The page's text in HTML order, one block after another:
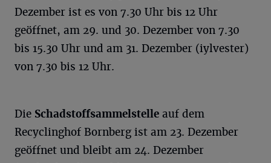
Dezember ist es von 7.30 Uhr bis 12 Uhr
geöffnet, am 29. und 30. Dezember von 7.30
bis 15.30 Uhr und am 31. Dezember (iylvester)
von 7.30 bis 12 Uhr.
Die Schadstoffsammelstelle auf dem
Recyclinghof Bornberg ist am 23. Dezember
geöffnet und bleibt am 24. Dezember